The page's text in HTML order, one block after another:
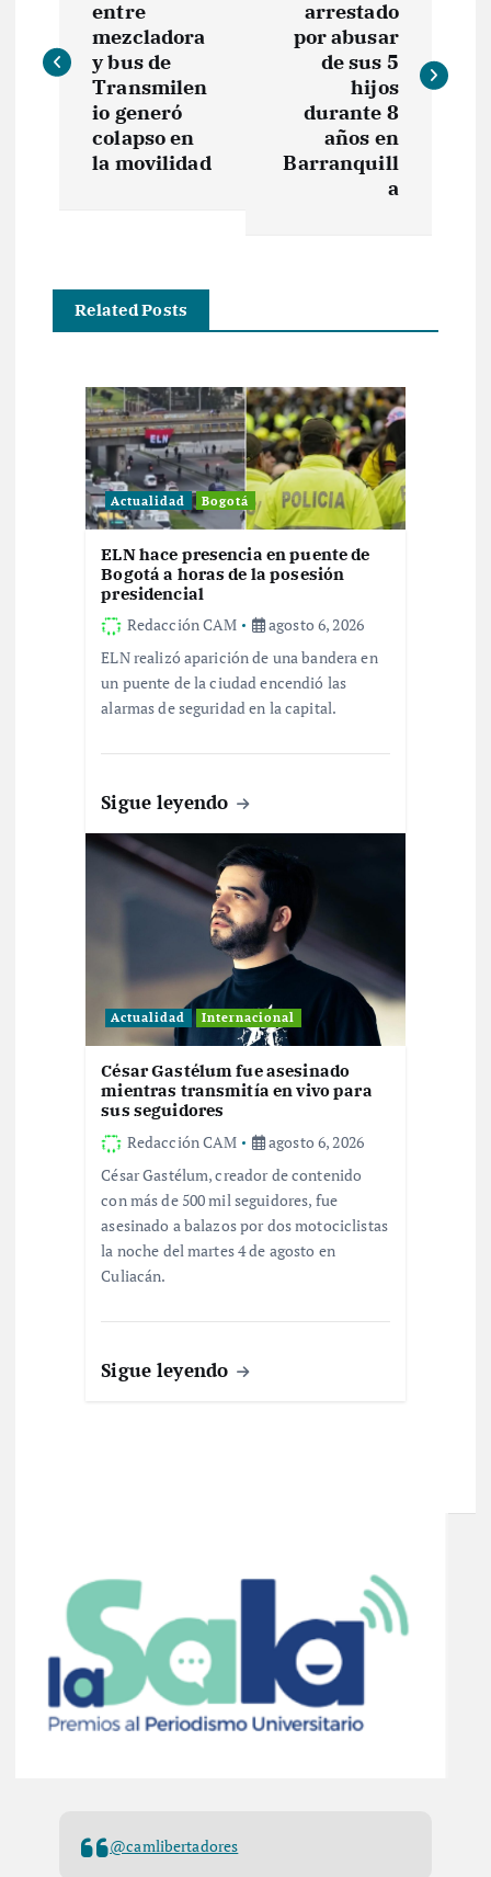
v
entre
mezcladora
y bus de
Transmilen
io generó
colapso en
la movilidad
arrestado
por abusar
de sus 5
hijos
durante 8
años en
Barranquill
a
Related Posts
Actualidad Bogotá
ELN hace presencia en puente de
Bogotá a horas de la posesión
presidencial
Redacción CAM
agosto 6, 2026
ELN realizó aparición de una bandera en
un puente de la ciudad encendió las
alarmas de seguridad en la capital.
Sigue leyendo
Actualidad Internacional
César Gastélum fue asesinado
mientras transmitía en vivo para
sus seguidores
Redacción CAM
agosto 6, 2026
César Gastélum, creador de contenido
con más de 500 mil seguidores, fue
asesinado a balazos por dos motociclistas
la noche del martes 4 de agosto en
Culiacán.
Sigue leyendo
@camlibertadores